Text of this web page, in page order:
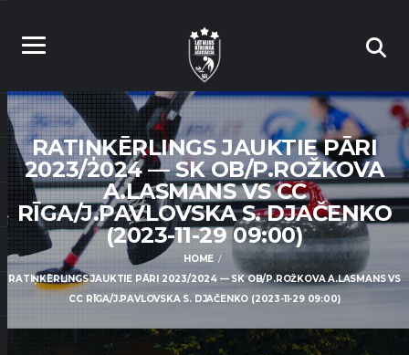
RATIŅKĒRLINGS JAUKTIE PĀRI
2023/2024 — SK OB/P.ROŽKOVA
A.LASMANS VS CC
RĪGA/J.PAVLOVSKA S. DJAČENKO
(2023-11-29 09:00)
HOME
RATIŅKĒRLINGS JAUKTIE PĀRI 2023/2024 — SK OB/P.ROŽKOVA A.LASMANS VS
CC RĪGA/J.PAVLOVSKA S. DJAČENKO (2023-11-29 09:00)